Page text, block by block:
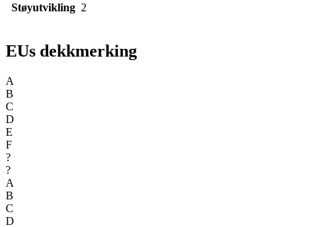
Støyutvikling 2
EUs dekkmerking
A
B
C
D
E
F
?
?
A
B
C
D